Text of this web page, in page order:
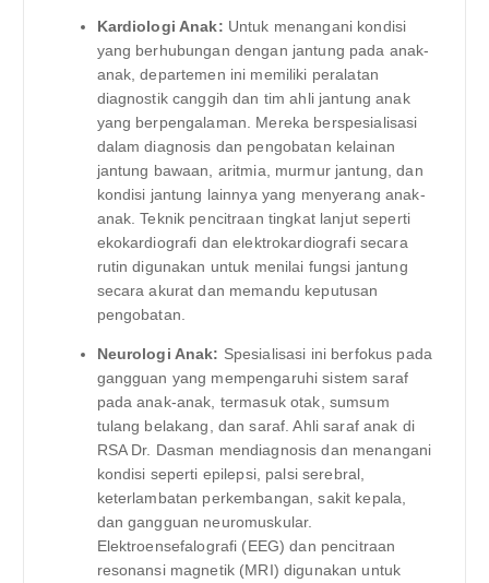
Kardiologi Anak: Untuk menangani kondisi
yang berhubungan dengan jantung pada anak-
anak, departemen ini memiliki peralatan
diagnostik canggih dan tim ahli jantung anak
yang berpengalaman. Mereka berspesialisasi
dalam diagnosis dan pengobatan kelainan
jantung bawaan, aritmia, murmur jantung, dan
kondisi jantung lainnya yang menyerang anak-
anak. Teknik pencitraan tingkat lanjut seperti
ekokardiografi dan elektrokardiografi secara
rutin digunakan untuk menilai fungsi jantung
secara akurat dan memandu keputusan
pengobatan.
Neurologi Anak: Spesialisasi ini berfokus pada
gangguan yang mempengaruhi sistem saraf
pada anak-anak, termasuk otak, sumsum
tulang belakang, dan saraf. Ahli saraf anak di
RSA Dr. Dasman mendiagnosis dan menangani
kondisi seperti epilepsi, palsi serebral,
keterlambatan perkembangan, sakit kepala,
dan gangguan neuromuskular.
Elektroensefalografi (EEG) dan pencitraan
resonansi magnetik (MRI) digunakan untuk